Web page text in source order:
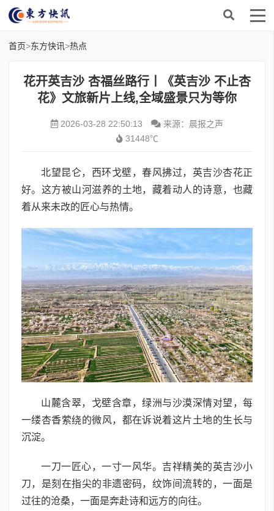
首页>东方快讯>热点
花开英吉沙 杏福丝路行丨《英吉沙 不止杏
花》文旅新片上线,全域盛景只为等你
2026-03-28 22:50:13
来源：晨报之声
31448℃
北望昆仑，西环戈壁，春风拂过，英吉沙杏花正
好。这方被山河滋养的土地，藏着动人的诗意，也藏
着从来未改的匠心与热情。
山麓含翠，戈壁含章，绿洲与沙漠深情对望，每
一缕杏香萦绕的微风，都在诉说着这片土地的生长与
沉淀。
一刀一匠心，一寸一风华。吉祥精美的英吉沙小
刀，是刻在指尖的非遗密码，纹饰间流转的，一面是
过往的沧桑，一面是奔赴诗和远方的向往。